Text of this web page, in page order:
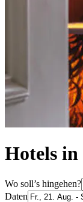
Hotels
Wo soll’s hingehen?
Daten